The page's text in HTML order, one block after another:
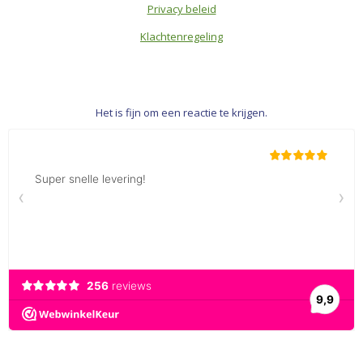
Privacy beleid
Klachtenregeling
Het is fijn om een reactie te krijgen.